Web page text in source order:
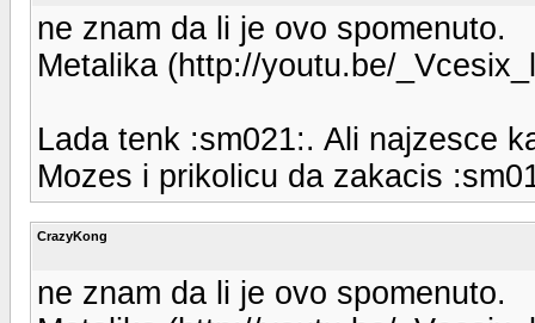
ne znam da li je ovo spomenuto.
Metalika (http://youtu.be/
Lada tenk :sm021:. Ali najzesce
Mozes i prikolicu da zakacis
CrazyKong
ne znam da li je ovo spomenuto.